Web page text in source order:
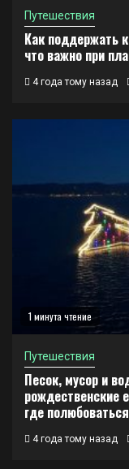
Путешествия
Как поддержать
что важно при
4 года тому назад
1 минута чтение
Путешествия
Песок, мусор и
рождественские
где
4 года тому назад